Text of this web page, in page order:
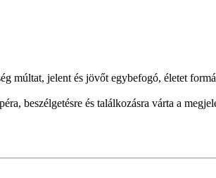
múltat, jelent és jövőt egybefogó, életet
beszélgetésre és találkozásra várta a